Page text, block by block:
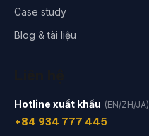
Case study
Blog & tài liệu
Hotline xuất khẩu (EN/ZH/JA)
+84 934 777 445